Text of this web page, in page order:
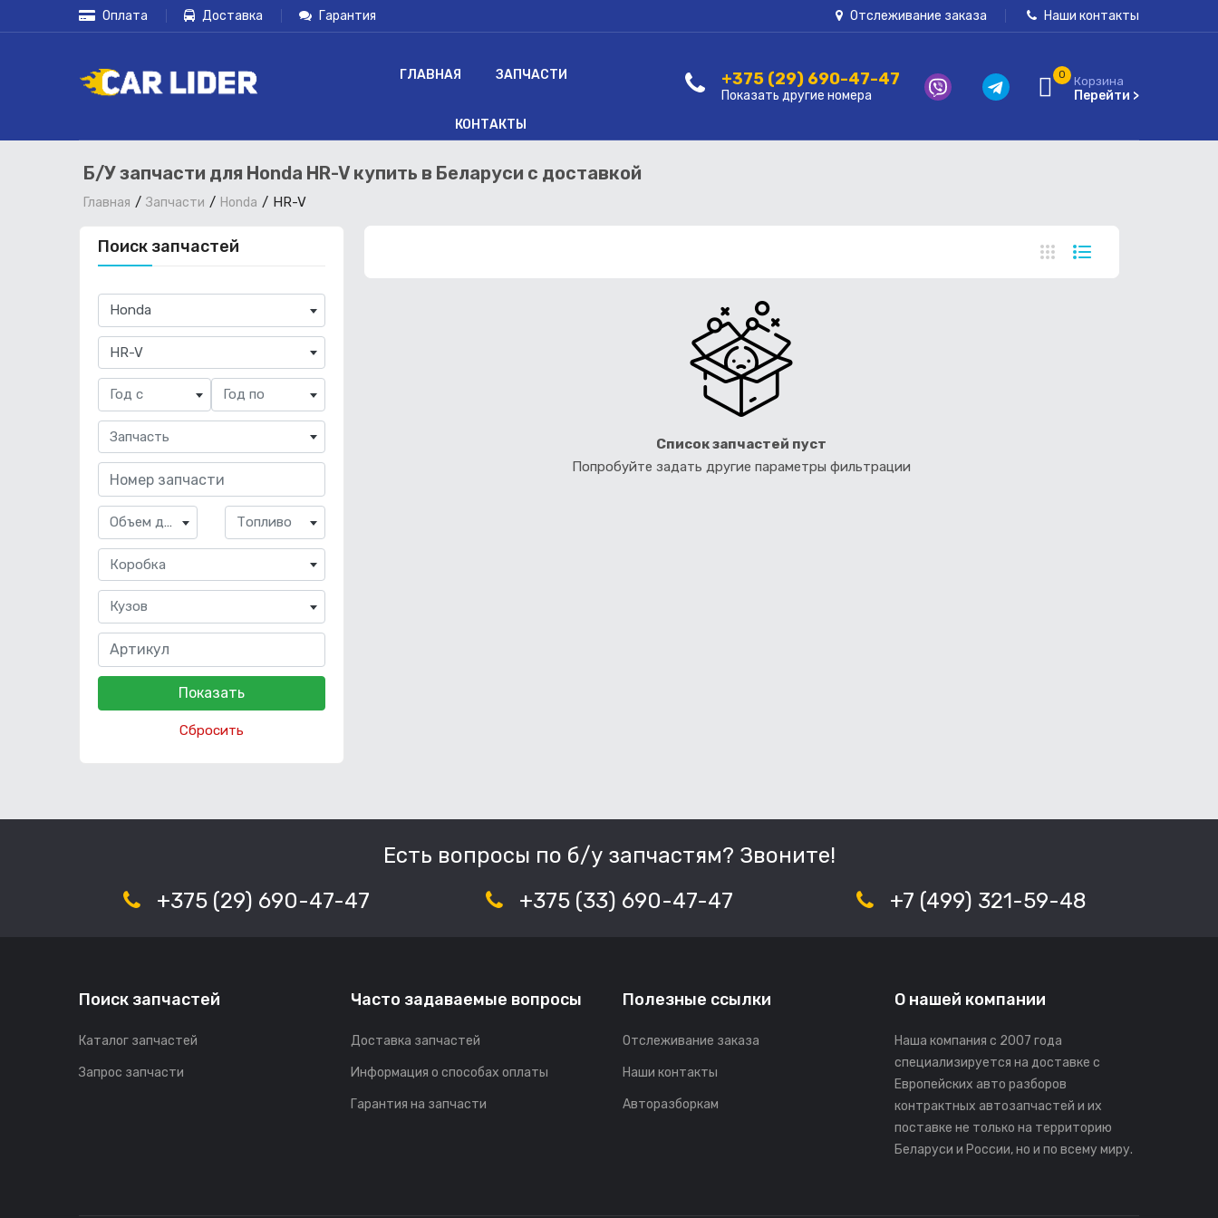
Оплата Доставка Гарантия Отслеживание заказа Наши контакты
ГЛАВНАЯ ЗАПЧАСТИ
КОНТАКТЫ
+375 (29) 690-47-47
Показать другие номера
0 Корзина
Перейти >
Б/У запчасти для Honda HR-V купить в Беларуси с доставкой
Главная Запчасти Honda HR-V
Поиск запчастей
×
Honda
×
HR-V
Год с Год по
Запчасть
Объем двигателя Топливо
Коробка
Кузов
Сбросить
Список запчастей пуст
Попробуйте задать другие параметры фильтрации
Есть вопросы по б/у запчастям? Звоните!
+375 (29) 690-47-47
+375 (33) 690-47-47 +7 (499) 321-59-48
Поиск запчастей
Каталог запчастей
Запрос запчасти
Часто задаваемые вопросы
Доставка запчастей
Информация о способах оплаты
Гарантия на запчасти
Полезные ссылки
Отслеживание заказа
Наши контакты
Авторазборкам
О нашей компании
Наша компания с 2007 года
специализируется на доставке с
Европейских авто разборов
контрактных автозапчастей и их
поставке не только на территорию
Беларуси и России, но и по всему миру.